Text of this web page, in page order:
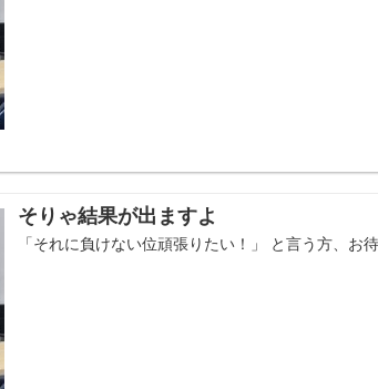
そりゃ結果が出ますよ
「それに負けない位頑張りたい！」 と言う方、お